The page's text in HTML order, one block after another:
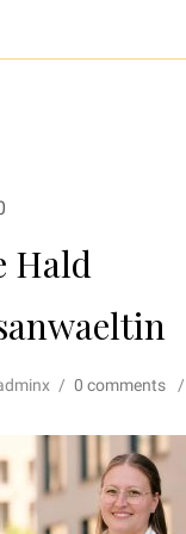
Hald
/ 0 comments /